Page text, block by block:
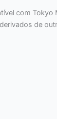
com Tokyo
de